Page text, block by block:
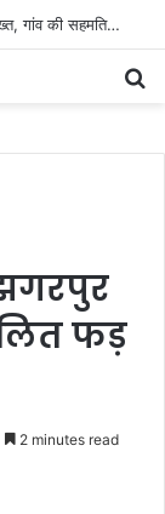
पेलमा परियोजना के विस्थापितों के पुनर्वास पर प्रशासन सख्त, गांव की सहमति से तय होगा नया ठिकाना
फड़
2 minutes read